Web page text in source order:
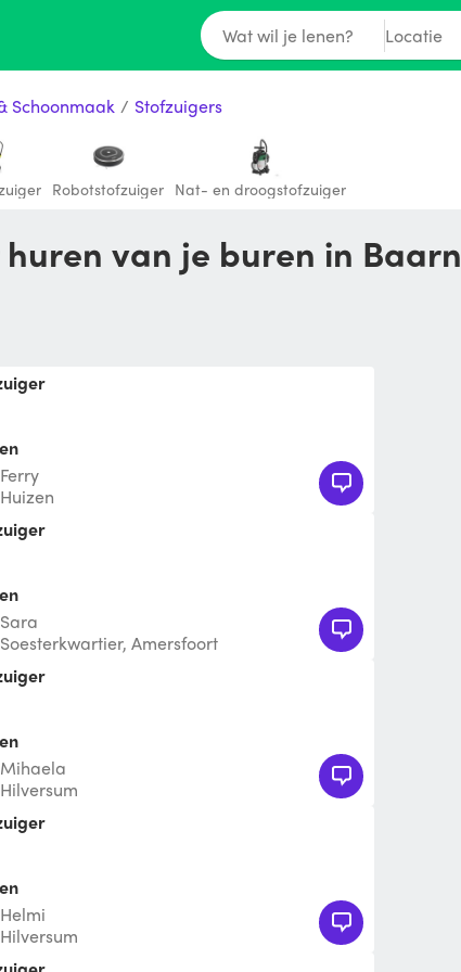
Wat wil je lenen? Locatie
Schoonmaak / Stofzuigers
Robotstofzuiger Nat- en droogstofzuiger
huren van je buren in Baarn
Ferry
Huizen
Sara
Soesterkwartier, Amersfoort
Mihaela
Hilversum
Helmi
Hilversum